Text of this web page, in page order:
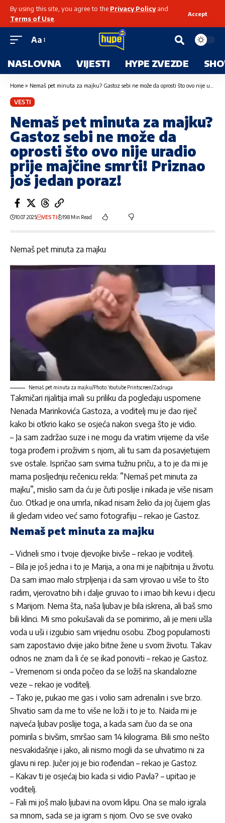
By using this site, you agree to the Privacy Policyand
Terms of Use
Accept
Aa
NASLOVNA VIJESTI HYPE ZVEZDE
Home » Nemaš pet minuta za majku? Gastoz sebi ne može da oprosti što ovo nije uradio prije majčine smrti! Priznao još jedan poraz!
VESTI
Nemaš pet minuta za majku?
Gastoz sebi ne može da
oprosti što ovo nije uradio
prije majčine smrti! Priznao
još jedan poraz!
10.07.2025 VESTI 198 Min Read
Nemaš pet minuta za majku
Nemaš pet minuta za majku/Photo: Youtube Printscreen/Zadruga
Takmičari rijalitija imali su priliku da pogledaju uspomene
Nenada Marinkovića Gastoza, a voditelj mu je dao riječ
kako bi otkrio kako se osjeća nakon svega što je vidio.
– Ja sam zadržao suze i ne mogu da vratim vrijeme da više
toga prođem i proživim s njom, ali tu sam da posavjetujem
sve ostale. Ispričao sam svima tužnu priču, a to je da mi je
mama posljednju rečenicu rekla: ”Nemaš pet minuta za
majku”, mislio sam da ću je čuti poslije i nikada je više nisam
čuo. Otkad je ona umrla, nikad nisam želio da joj čujem glas
ili gledam video već samo fotografiju – rekao je Gastoz.
Nemaš pet minuta za majku
– Vidneli smo i tvoje djevojke bivše – rekao je voditelj.
– Bila je još jedna i to je Marija, a ona mi je najbitnija u životu.
Da sam imao malo strpljenja i da sam vjrovao u više to što
radim, vjerovatno bih i dalje gruvao to i imao bih kevu i djecu
s Marijom. Nema šta, naša ljubav je bila iskrena, ali baš smo
bili klinci. Mi smo pokušavali da se pomirimo, ali je meni ušla
voda u uši i izgubio sam vrijednu osobu. Zbog popularnosti
sam zapostavio dvije jako bitne žene u svom životu. Takav
odnos ne znam da li će se ikad ponoviti – rekao je Gastoz.
– Vremenom si onda počeo da se ložiš na skandalozne
veze – rekao je voditelj.
– Tako je, pukao me gas i volio sam adrenalin i sve brzo.
Shvatio sam da me to više ne loži i to je to. Naida mi je
najveća ljubav poslije toga, a kada sam čuo da se ona
pomirila s bivšim, smršao sam 14 kilograma. Bili smo nešto
nesvakidašnje i jako, ali nismo mogli da se uhvatimo ni za
glavu ni rep. Jučer joj je bio rođendan – rekao je Gastoz.
– Kakav ti je osjećaj bio kada si vidio Pavla? – upitao je
voditelj.
– Fali mi još malo ljubavi na ovom klipu. Ona se malo igrala
sa mnom, sada se ja igram s njom. Ovo se sve ovako